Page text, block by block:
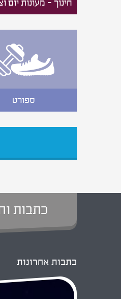
חינוך - מעונות יום
ספורט
כתבות
כתבות אחרונות